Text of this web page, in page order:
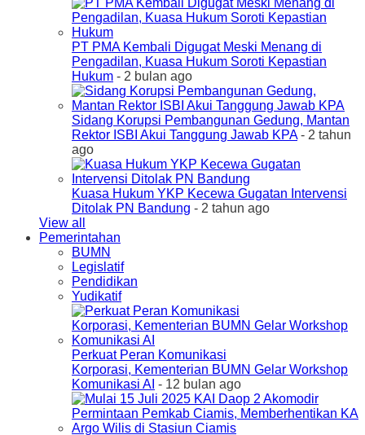
PT PMA Kembali Digugat Meski Menang di
Pengadilan, Kuasa Hukum Soroti Kepastian
Hukum - 2 bulan ago
Sidang Korupsi Pembangunan Gedung, Mantan
Rektor ISBI Akui Tanggung Jawab KPA- 2 tahun
ago
Kuasa Hukum YKP Kecewa Gugatan Intervensi
Ditolak PN Bandung - 2 tahun ago
View all
Pemerintahan
BUMN
Legislatif
Pendidikan
Yudikatif
Perkuat Peran Komunikasi
Korporasi, Kementerian BUMN Gelar Workshop
Komunikasi AI - 12 bulan ago